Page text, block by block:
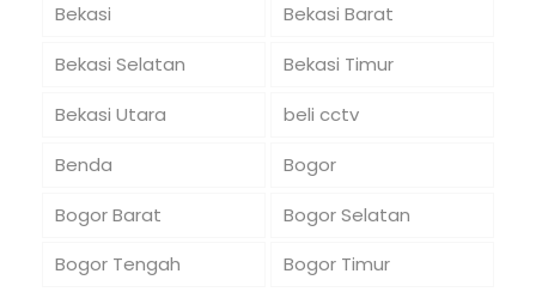
Bekasi
Bekasi Barat
Bekasi Selatan
Bekasi Timur
Bekasi Utara
beli cctv
Benda
Bogor
Bogor Barat
Bogor Selatan
Bogor Tengah
Bogor Timur